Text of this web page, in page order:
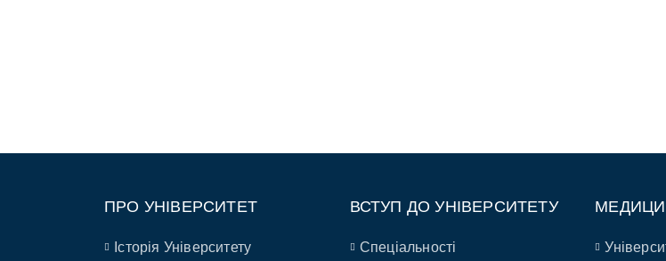
ПРО УНІВЕРСИТЕТ
Історія Університету
ВСТУП ДО УНІВЕРСИТЕТУ
Спеціальності